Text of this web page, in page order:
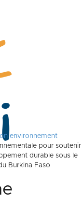
environnement
pour soutenir
durable sous le
Burkina Faso